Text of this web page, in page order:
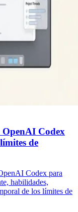
OpenAI Codex
de
Codex para
habilidades,
de los límites de